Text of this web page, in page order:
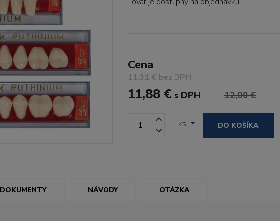
Cena
11,31 € bez DPH
11,88 € s DPH 12,00 €
ks DO KOŠÍKA
DOKUMENTY NÁVODY OTÁZKA